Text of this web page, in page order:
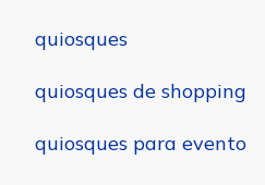
quiosques
quiosques de shopping
quiosques para evento